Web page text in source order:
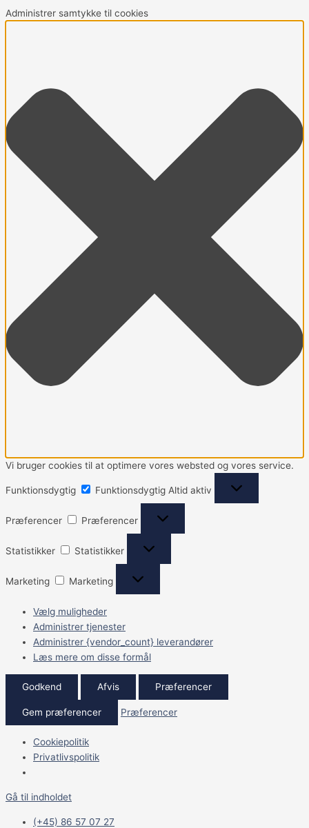
Administrer samtykke til cookies
Vi bruger cookies til at optimere vores websted og vores service.
Funktionsdygtig Funktionsdygtig Altid aktiv
Præferencer Præferencer
Statistikker Statistikker
Marketing Marketing
Vælg muligheder
Administrer tjenester
Administrer {vendor_count} leverandører
Læs mere om disse formål
Godkend Afvis Præferencer
Gem præferencer Præferencer
Cookiepolitik
Privatlivspolitik
Gå til indholdet
(+45) 86 57 07 27